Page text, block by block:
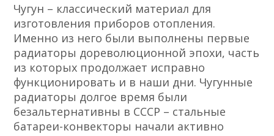
Чугун – классический материал для
изготовления приборов отопления.
Именно из него были выполнены первые
радиаторы дореволюционной эпохи, часть
из которых продолжает исправно
функционировать и в наши дни. Чугунные
радиаторы долгое время были
безальтернативны в СССР – стальные
батареи-конвекторы начали активно